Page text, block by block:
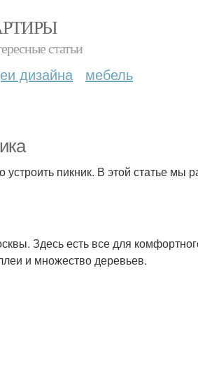
статьи
дизайна мебель
пикник. В этой статье мы
Здесь есть все для
и множество деревьев.